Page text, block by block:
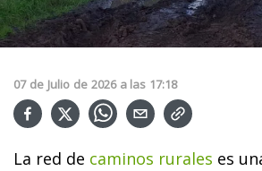
07 de Julio de 2026 a las 17:18
La red de caminos rurales es